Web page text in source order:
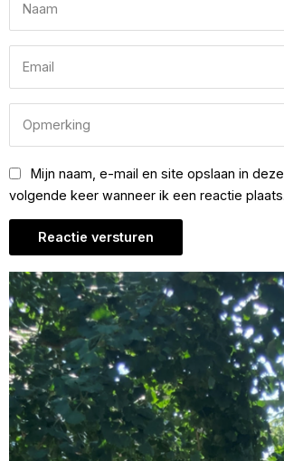
Mijn naam, e-mail en site opslaan in
volgende keer wanneer ik een reactie plaats.